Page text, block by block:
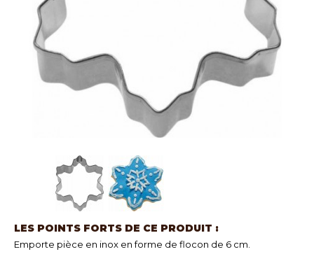
LES POINTS FORTS DE CE PRODUIT :
Emporte pièce en inox en forme de flocon de 6 cm.